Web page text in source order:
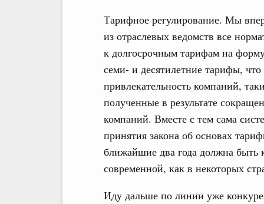
Тарифное регулирование. Мы
из отраслевых ведомств все
к долгосрочным тарифам на
семи- и десятилетние тарифы,
привлекательность компаний,
полученные в результате
компаний. Вместе с тем сама
принятия закона об основах
ближайшие два года должна быть
современной, как в некоторых
Иду дальше по линии уже